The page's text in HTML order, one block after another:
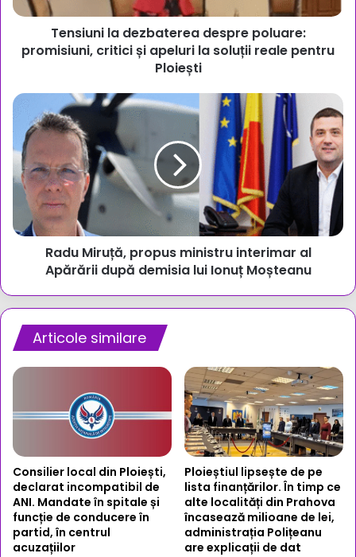
apeluri
soluții
Ploiești
Tensiuni la dezbaterea despre poluare:
promisiuni, critici și apeluri la soluții reale pentru
Ploiești
Radu
Miruță,
propus
ministru
interimar
al
Apărării
după
demisia
Radu Miruță, propus ministru interimar al
Apărării după demisia lui Ionuț Moșteanu
Articole similare
Consilier local din Ploiești,
declarat incompatibil de
ANI. Mandate în spitale și
funcție de conducere în
partid, în centrul
acuzațiilor
Ploieștiul lipsește de pe
lista finanțărilor. În timp ce
alte localități din Prahova
încasează milioane de lei,
administrația Polițeanu
are explicații de dat